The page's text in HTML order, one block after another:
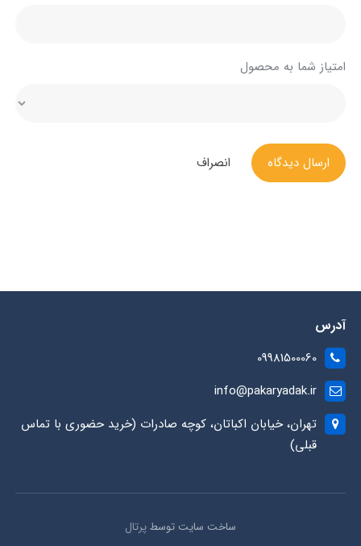
امتیاز شما به محصول
ارسال دیدگاه انصراف
آدرس
09981500060
info@pakaryadak.ir
تهران، خیابان اکباتان، کوچه صادرات (خرید حضوری با تماس
قبلی)
ساخت سایت توسطپرتال